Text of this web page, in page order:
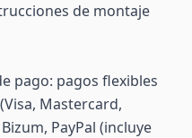
de montaje
pago: pagos flexibles
Mastercard,
PayPal (incluye